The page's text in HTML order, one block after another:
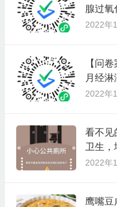
腺过氧
反应：
感染
受）
2022年
【问
月经
少感冒
2022年
看不见
卫生，
2022年
鹰嘴豆